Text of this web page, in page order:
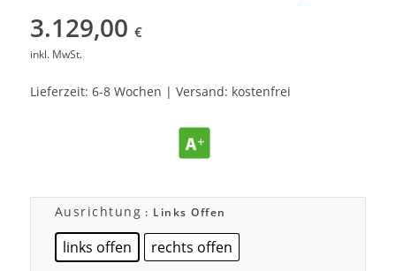
3.129,00 €
inkl. MwSt.
Lieferzeit: 6-8 Wochen | Versand: kostenfrei
Ausrichtung : Links Offen
links offen rechts offen